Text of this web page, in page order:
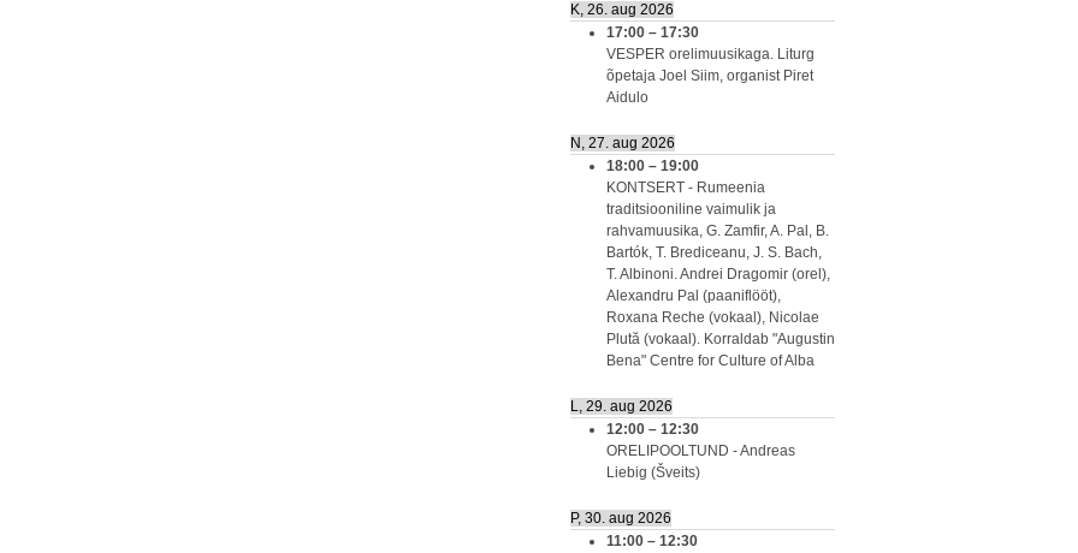
K, 26. aug 2026
17:00 – 17:30
VESPER orelimuusikaga. Liturg
õpetaja Joel Siim, organist Piret
Aidulo
N, 27. aug 2026
18:00 – 19:00
KONTSERT - Rumeenia
traditsiooniline vaimulik ja
rahvamuusika, G. Zamfir, A. Pal, B.
Bartók, T. Brediceanu, J. S. Bach,
T. Albinoni. Andrei Dragomir (orel),
Alexandru Pal (paaniflööt),
Roxana Reche (vokaal), Nicolae
Plută (vokaal). Korraldab "Augustin
Bena" Centre for Culture of Alba
L, 29. aug 2026
12:00 – 12:30
ORELIPOOLTUND - Andreas
Liebig (Šveits)
P, 30. aug 2026
11:00 – 12:30